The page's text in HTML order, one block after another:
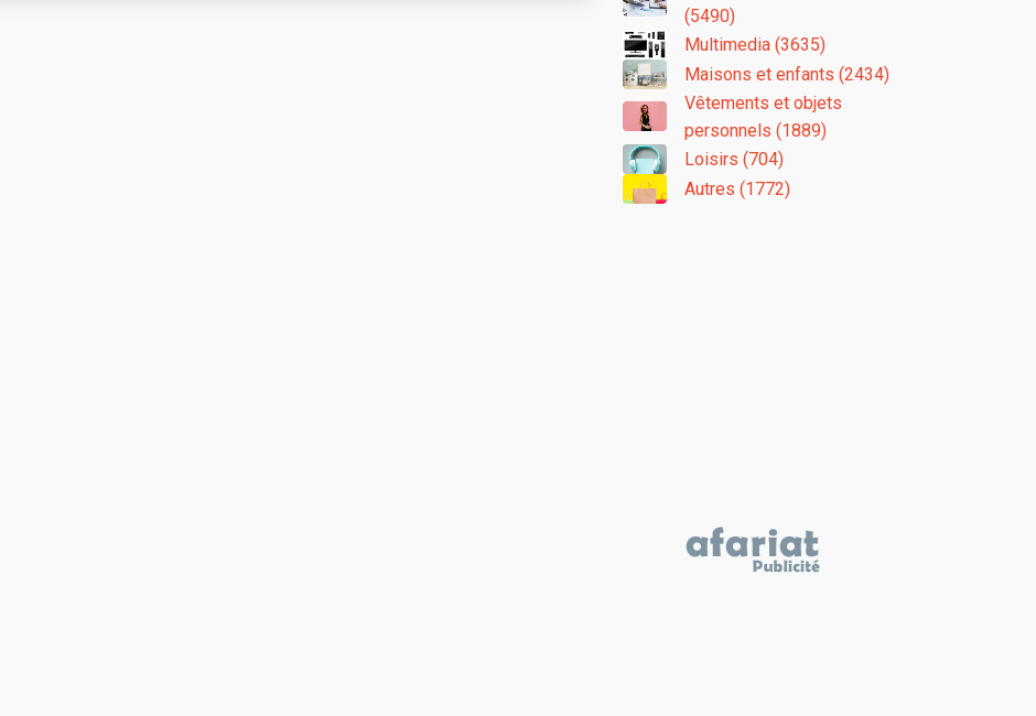
(5490)
Multimedia (3635)
Maisons et enfants (2434)
Vêtements et objets
personnels (1889)
Loisirs (704)
Autres (1772)